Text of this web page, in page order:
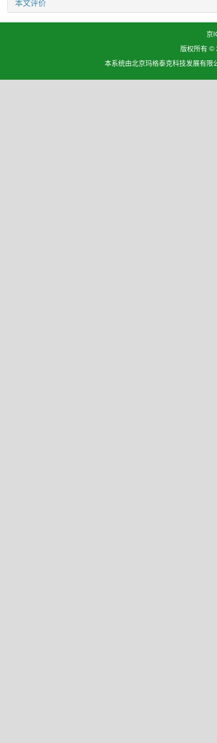
本文评价
京
版权所有 ©
本系统由北京玛格泰克科技发展有